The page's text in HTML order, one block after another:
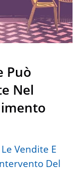
Può
Nel
Vendite E
Del